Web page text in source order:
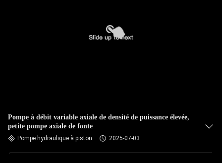
Pompe à débit variable axiale de densité de puissance élevée,
petite pompe axiale de fonte
Pompe hydraulique à piston 2025-07-03